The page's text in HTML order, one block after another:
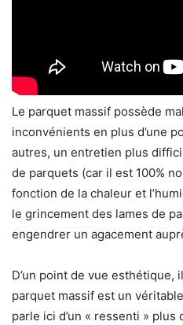
Le parquet massif possède
inconvénients en plus d’une
autres, un entretien plus
de parquets (car il est 100%
fonction de la chaleur et
le grincement des lames de
engendrer un agacement
D’un point de vue esthétique,
parquet massif est un
parle ici d’un « ressenti »